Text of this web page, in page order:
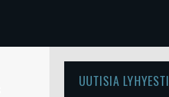
UUTISIA LYHYESTI